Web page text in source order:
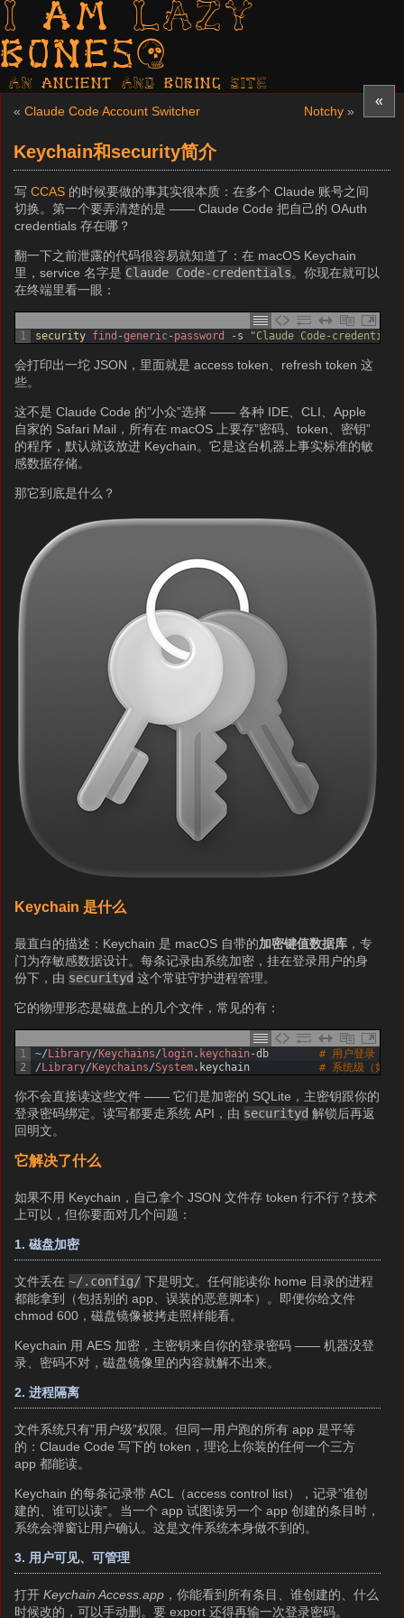
I am LAZY
bones?
AN ancient AND boring SITE
«
« Claude Code Account Switcher Notchy »
Keychain和security简介
写CCAS 的时候要做的事其实很本质：在多个 Claude 账号之间
切换。第一个要弄清楚的是 —— Claude Code 把自己的 OAuth
credentials 存在哪？
翻一下之前泄露的代码很容易就知道了：在 macOS Keychain
里，service 名字是 Claude Code-credentials。你现在就可以
在终端里看一眼：
1 security find -generic- password - s "Claude Code-
会打印出一坨 JSON，里面就是 access token、refresh token 这
些。
这不是 Claude Code 的”小众”选择 —— 各种 IDE、CLI、Apple
自家的 Safari Mail，所有在 macOS 上要存”密码、token、密钥”
的程序，默认就该放进 Keychain。它是这台机器上事实标准的敏
感数据存储。
那它到底是什么？
Keychain 是什么
最直白的描述：Keychain 是 macOS 自带的加密键值数据库 ，专
门为存敏感数据设计。每条记录由系统加密，挂在登录用户的身
份下，由 securityd 这个常驻守护进程管理。
它的物理形态是磁盘上的几个文件，常见的有：
1
2
~/ Library/ Keychains/ login. keychain-db
# 用户登录
/ Library/ Keychains/System. keychain # 系统级（如
你不会直接读这些文件 —— 它们是加密的 SQLite，主密钥跟你的
登录密码绑定。读写都要走系统 API，由 securityd 解锁后再返
回明文。
它解决了什么
如果不用 Keychain，自己拿个 JSON 文件存 token 行不行？技术
上可以，但你要面对几个问题：
1. 磁盘加密
文件丢在~/.config/ 下是明文。任何能读你 home 目录的进程
都能拿到（包括别的 app、误装的恶意脚本）。即便你给文件
chmod 600，磁盘镜像被拷走照样能看。
Keychain 用 AES 加密，主密钥来自你的登录密码 —— 机器没登
录、密码不对，磁盘镜像里的内容就解不出来。
2. 进程隔离
文件系统只有”用户级”权限。但同一用户跑的所有 app 是平等
的：Claude Code 写下的 token，理论上你装的任何一个三方
app 都能读。
Keychain 的每条记录带 ACL（access control list），记录”谁创
建的、谁可以读”。当一个 app 试图读另一个 app 创建的条目时，
系统会弹窗让用户确认。这是文件系统本身做不到的。
3. 用户可见、可管理
打开Keychain Access.app ，你能看到所有条目、谁创建的、什么
时候改的，可以手动删。要 export 还得再输一次登录密码。